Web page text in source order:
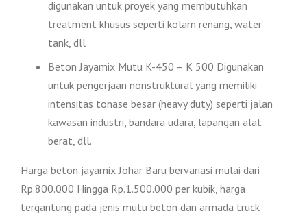
digunakan untuk proyek yang membutuhkan
treatment khusus seperti kolam renang, water
tank, dll
Beton Jayamix Mutu K-450 – K 500 Digunakan
untuk pengerjaan nonstruktural yang memiliki
intensitas tonase besar (heavy duty) seperti jalan
kawasan industri, bandara udara, lapangan alat
berat, dll.
Harga beton jayamix Johar Baru bervariasi mulai dari
Rp.800.000 Hingga Rp.1.500.000 per kubik, harga
tergantung pada jenis mutu beton dan armada truck